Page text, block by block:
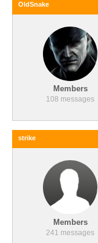
OldSnake
Members
108 messages
strike
Members
241 messages